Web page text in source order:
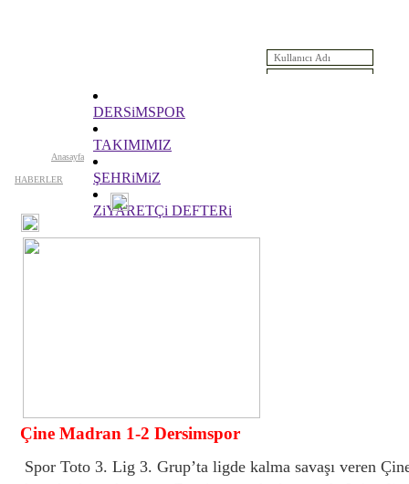
DERSiMSPOR
TAKIMIMIZ
ŞEHRiMiZ
ZiYARETÇi DEFTERi
: Function mysql_numrows() is deprecated in
Anasayfa
HABERLER
Çine Madran 1-2 Dersimspor
Tarih : 2016.04.06 18:52:05
Spor Toto 3. Lig 3. Grup’ta ligde kalma savaşı veren